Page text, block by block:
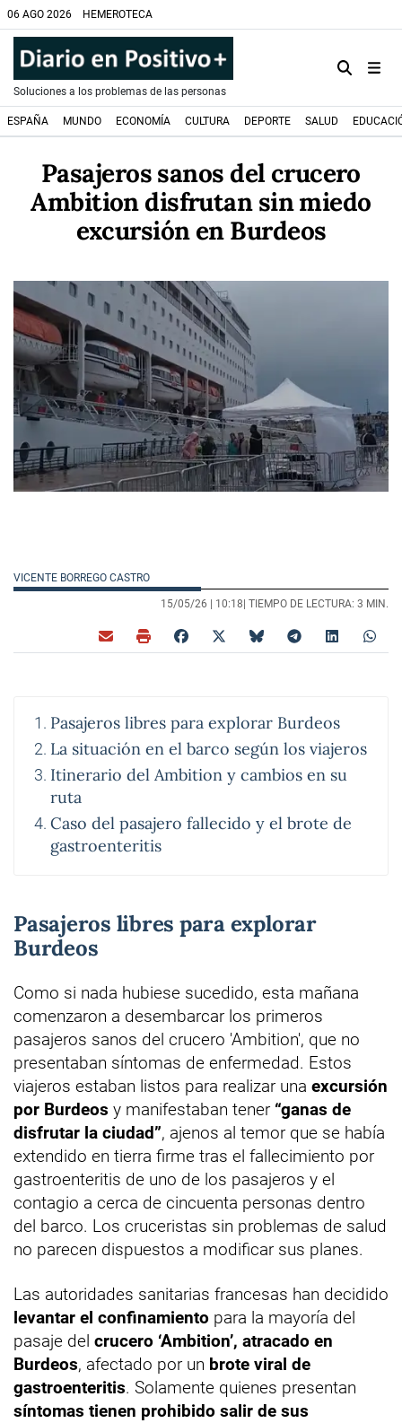
06 AGO 2026 HEMEROTECA
Soluciones a los problemas de las personas
ESPAÑA MUNDO ECONOMÍA CULTURA DEPORTE SALUD
Pasajeros sanos del crucero
Ambition disfrutan sin miedo
excursión en Burdeos
VICENTE BORREGO CASTRO
15/05/26 | 10:18 | TIEMPO DE LECTURA: 3 MIN.
Pasajeros libres para explorar Burdeos
La situación en el barco según los viajeros
Itinerario del Ambition y cambios en su
ruta
Caso del pasajero fallecido y el brote de
gastroenteritis
Pasajeros libres para explorar
Burdeos
Como si nada hubiese sucedido, esta mañana
comenzaron a desembarcar los primeros
pasajeros sanos del crucero 'Ambition', que no
presentaban síntomas de enfermedad. Estos
viajeros estaban listos para realizar una excursión
por Burdeos y manifestaban tener “ganas de
disfrutar la ciudad”, ajenos al temor que se había
extendido en tierra firme tras el fallecimiento por
gastroenteritis de uno de los pasajeros y el
contagio a cerca de cincuenta personas dentro
del barco. Los cruceristas sin problemas de salud
no parecen dispuestos a modificar sus planes.
Las autoridades sanitarias francesas han decidido
levantar el confinamiento para la mayoría del
pasaje del crucero ‘Ambition’, atracado en
Burdeos, afectado por un brote viral de
gastroenteritis. Solamente quienes presentan
síntomas tienen prohibido salir de sus